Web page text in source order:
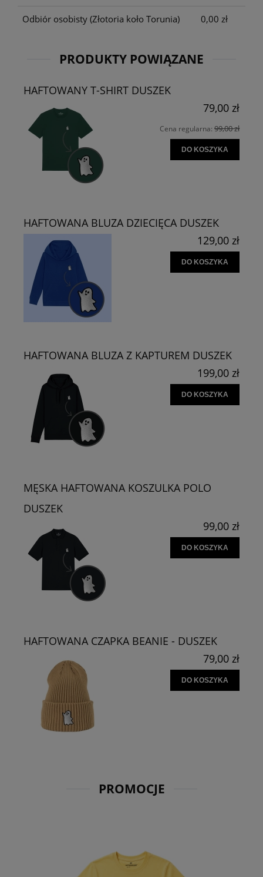
Odbiór osobisty (Złotoria koło Torunia) 0,00 zł
PRODUKTY POWIĄZANE
HAFTOWANY T-SHIRT DUSZEK
79,00 zł
Cena regularna: 99,00 zł
DO KOSZYKA
HAFTOWANA BLUZA DZIECIĘCA DUSZEK
129,00 zł
DO KOSZYKA
HAFTOWANA BLUZA Z KAPTUREM DUSZEK
199,00 zł
DO KOSZYKA
MĘSKA HAFTOWANA KOSZULKA POLO
DUSZEK
99,00 zł
DO KOSZYKA
HAFTOWANA CZAPKA BEANIE - DUSZEK
79,00 zł
DO KOSZYKA
PROMOCJE